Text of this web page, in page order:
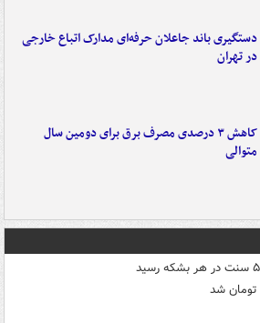
دستگیری باند جاعلان حرفه‌ای مدارک اتباع خارجی
در تهران
کاهش ۳ درصدی مصرف برق برای دومین سال
متوالی